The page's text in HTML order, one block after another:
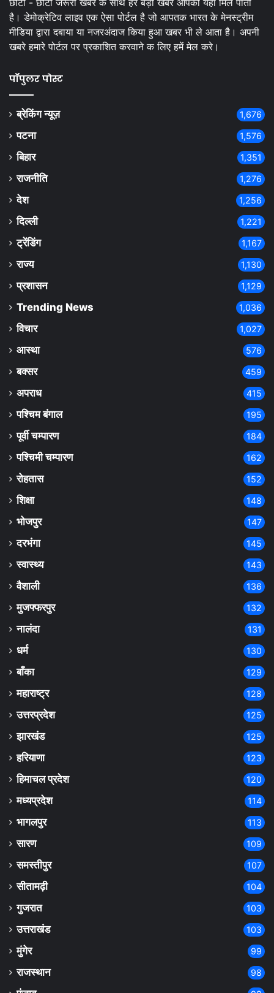
छोटी - छोटी जरूरी खबर के साथ हर बड़ी खबर आपको यहां मिल पाती
है। डेमोक्रेटिव लाइव एक ऐसा पोर्टल है जो आपतक भारत के मेनस्ट्रीम
मीडिया द्वारा दबाया या नजरअंदाज किया हुआ खबर भी ले आता है। अपनी
खबरे हमारे पोर्टल पर प्रकाशित करवाने क लिए हमें मेल करे।
पॉपुलर पोस्ट
ब्रेकिंग न्यूज़ 1,676
पटना 1,576
बिहार 1,351
राजनीति 1,276
देश 1,256
दिल्ली 1,221
ट्रेंडिंग 1,167
राज्य 1,130
प्रशासन 1,129
Trending News 1,036
विचार 1,027
आस्था 576
बक्सर 459
अपराध 415
पश्चिम बंगाल 195
पूर्वी चम्पारण 184
पश्चिमी चम्पारण 162
रोहतास 152
शिक्षा 148
भोजपुर 147
दरभंगा 145
स्वास्थ्य 143
वैशाली 136
मुजफ्फरपुर 132
नालंदा 131
धर्म 130
बाँका 129
महाराष्ट्र 128
उत्तरप्रदेश 125
झारखंड 125
हरियाणा 123
हिमाचल प्रदेश 120
मध्यप्रदेश 114
भागलपुर 113
सारण 109
समस्तीपुर 107
सीतामढ़ी 104
गुजरात 103
उत्तराखंड 103
मुंगेर 99
राजस्थान 98